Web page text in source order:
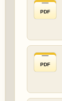
PDF
PDF